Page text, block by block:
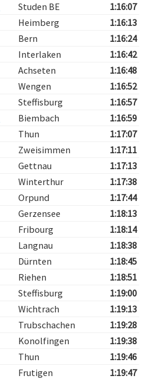
Studen BE
1:16:07
Heimberg
1:16:13
Bern
1:16:24
Interlaken
1:16:42
Achseten
1:16:48
Wengen
1:16:52
Steffisburg
1:16:57
Biembach
1:16:59
Thun
1:17:07
Zweisimmen
1:17:11
Gettnau
1:17:13
Winterthur
1:17:38
Orpund
1:17:44
Gerzensee
1:18:13
Fribourg
1:18:14
Langnau
1:18:38
Dürnten
1:18:45
Riehen
1:18:51
Steffisburg
1:19:00
Wichtrach
1:19:13
Trubschachen
1:19:28
Konolfingen
1:19:38
Thun
1:19:46
Frutigen
1:19:47